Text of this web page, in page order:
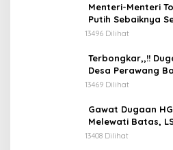
Menteri-Menteri
Putih Sebaiknya
13496 Dilihat
Terbongkar,,!!
Desa Perawang
Tidak Jelas
13469 Dilihat
Gawat Dugaan
Melewati Batas,
ke APH dan Satgas
13408 Dilihat